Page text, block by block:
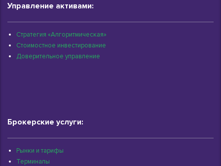
Управление активами:
Стратегия «Алгоритмическая»
Стоимостное инвестирование
Доверительное управление
Брокерские услуги:
Рынки и тарифы
Терминалы